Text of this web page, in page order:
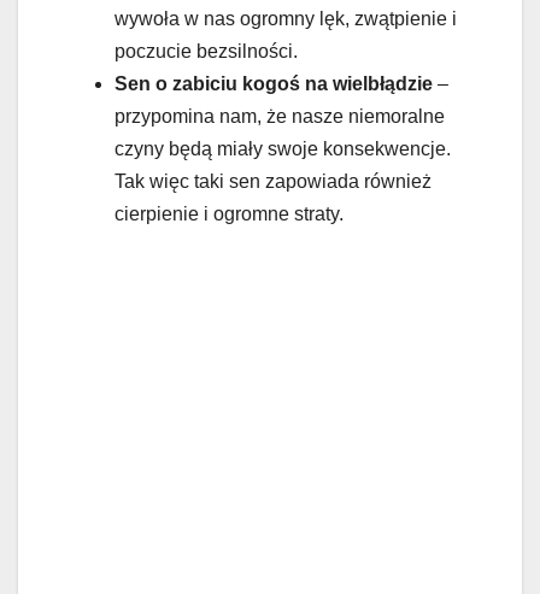
wywoła w nas ogromny lęk, zwątpienie i
poczucie bezsilności.
Sen o zabiciu kogoś na wielbłądzie –
przypomina nam, że nasze niemoralne
czyny będą miały swoje konsekwencje.
Tak więc taki sen zapowiada również
cierpienie i ogromne straty.